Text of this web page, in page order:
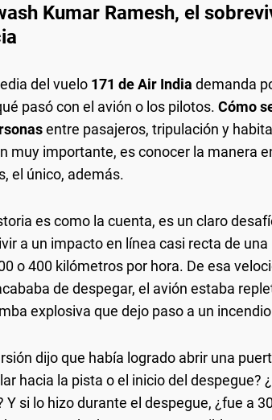
Kumar Ramesh, el
del vuelo 171 de Air India demanda
pasó con el avión o los pilotos. Cómo
entre pasajeros, tripulación y
muy importante, es conocer la manera
el único, además.
es como la cuenta, es un claro
a un impacto en línea casi recta de
o 400 kilómetros por hora. De esa
de despegar, el avión estaba
explosiva que dejo paso a un
dijo que había logrado abrir una
hacia la pista o el inicio del despegue?
Y si lo hizo durante el despegue, ¿fue a